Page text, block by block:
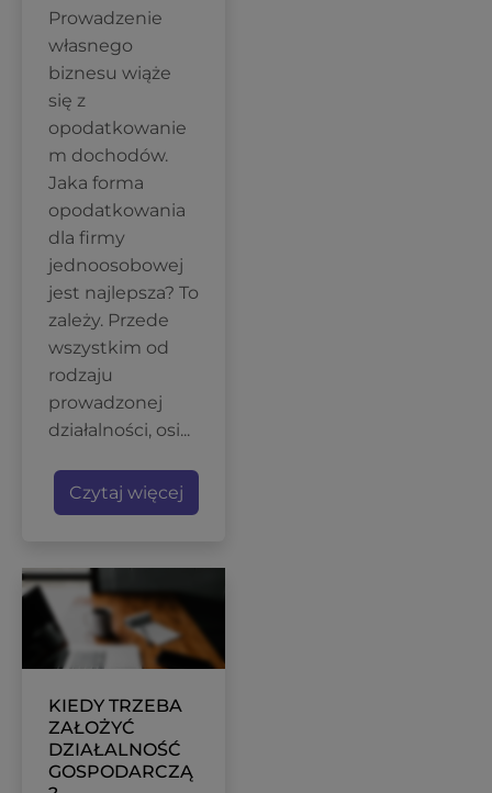
Prowadzenie
własnego
biznesu wiąże
się z
opodatkowanie
m dochodów.
Jaka forma
opodatkowania
dla firmy
jednoosobowej
jest najlepsza? To
zależy. Przede
wszystkim od
rodzaju
prowadzonej
działalności, osi...
Czytaj więcej
KIEDY TRZEBA
ZAŁOŻYĆ
DZIAŁALNOŚĆ
GOSPODARCZĄ